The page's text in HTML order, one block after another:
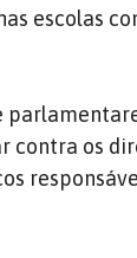
escolas
contra os